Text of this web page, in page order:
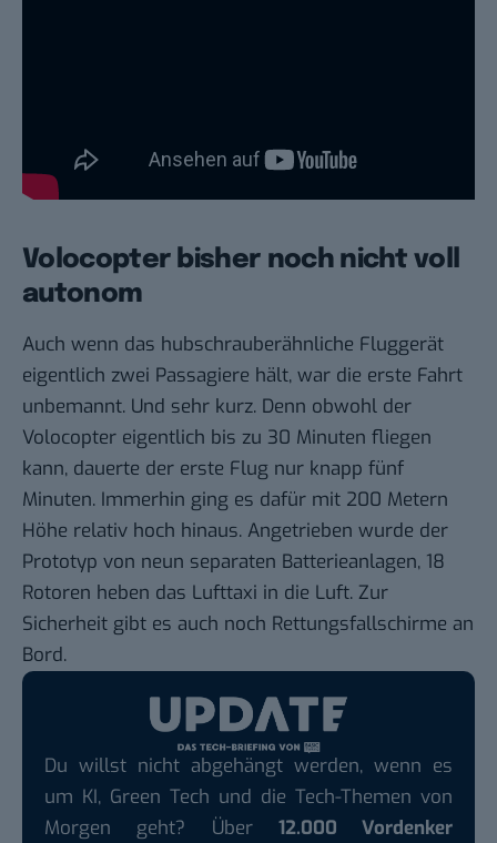
Volocopter bisher noch nicht voll
autonom
Auch wenn das hubschrauberähnliche Fluggerät
eigentlich zwei Passagiere hält, war die erste Fahrt
unbemannt. Und sehr kurz. Denn obwohl der
Volocopter eigentlich bis zu 30 Minuten fliegen
kann, dauerte der erste Flug nur knapp fünf
Minuten. Immerhin ging es dafür mit 200 Metern
Höhe relativ hoch hinaus. Angetrieben wurde der
Prototyp von neun separaten Batterieanlagen, 18
Rotoren heben das Lufttaxi in die Luft. Zur
Sicherheit gibt es auch noch Rettungsfallschirme an
Bord.
Du willst nicht abgehängt werden, wenn es
um KI, Green Tech und die Tech-Themen von
Morgen geht? Über 12.000 Vordenker